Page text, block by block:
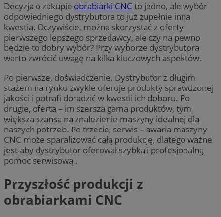
Decyzja o zakupie obrabiarki CNC to jedno, ale wybór
odpowiedniego dystrybutora to już zupełnie inna
kwestia. Oczywiście, można skorzystać z oferty
pierwszego lepszego sprzedawcy, ale czy na pewno
będzie to dobry wybór? Przy wyborze dystrybutora
warto zwrócić uwagę na kilka kluczowych aspektów.
Po pierwsze, doświadczenie. Dystrybutor z długim
stażem na rynku zwykle oferuje produkty sprawdzonej
jakości i potrafi doradzić w kwestii ich doboru. Po
drugie, oferta – im szersza gama produktów, tym
większa szansa na znalezienie maszyny idealnej dla
naszych potrzeb. Po trzecie, serwis – awaria maszyny
CNC może sparaliżować całą produkcję, dlatego ważne
jest aby dystrybutor oferował szybką i profesjonalną
pomoc serwisową..
Przyszłość produkcji z
obrabiarkami CNC